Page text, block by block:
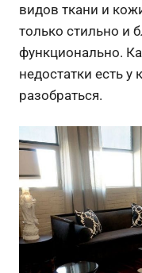
видов ткани и
только стильно и
функционально.
недостатки есть
разобраться.